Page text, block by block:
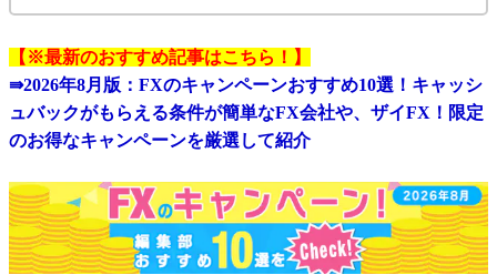
【※最新のおすすめ記事はこちら！】
⇛2026年8月版：FXのキャンペーンおすすめ10選！キャッシ
ュバックがもらえる条件が簡単なFX会社や、ザイFX！限定
のお得なキャンペーンを厳選して紹介